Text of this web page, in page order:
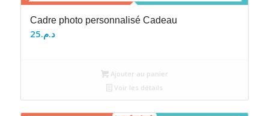
Cadre photo personnalisé Cadeau
د.م.25
Ajouter au panier
Voir les détails